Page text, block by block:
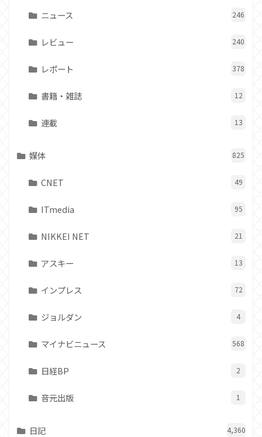
ニュース 246
レビュー 240
レポート 378
書籍・雑誌 12
連載 13
媒体 825
CNET 49
ITmedia 95
NIKKEI NET 21
アスキー 13
インプレス 72
ジョルダン 4
マイナビニュース 568
日経BP 2
音元出版 1
日記 4,360